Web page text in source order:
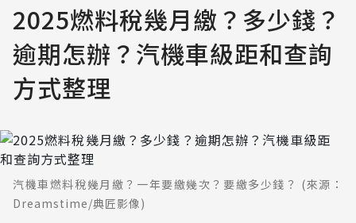
2025燃料稅幾月繳？多少錢？
逾期怎辦？汽機車級距和查詢
方式整理
汽機車燃料稅幾月繳？一年要繳幾次？要繳多少錢？ (來源：
Dreamstime/典匠影像)